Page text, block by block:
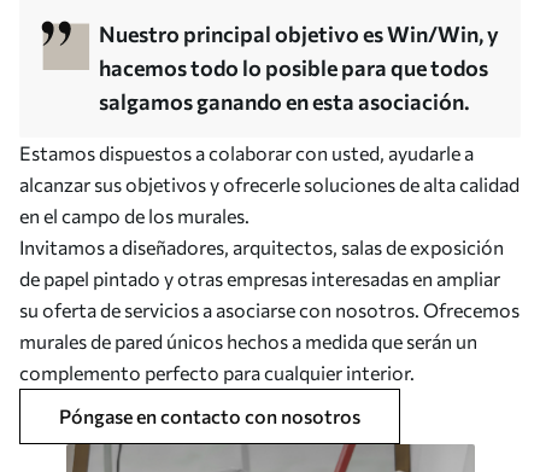
Nuestro principal objetivo es Win/Win, y
hacemos todo lo posible para que todos
salgamos ganando en esta asociación.
Estamos dispuestos a colaborar con usted, ayudarle a
alcanzar sus objetivos y ofrecerle soluciones de alta calidad
en el campo de los murales.
Invitamos a diseñadores, arquitectos, salas de exposición
de papel pintado y otras empresas interesadas en ampliar
su oferta de servicios a asociarse con nosotros. Ofrecemos
murales de pared únicos hechos a medida que serán un
complemento perfecto para cualquier interior.
Póngase en contacto con nosotros